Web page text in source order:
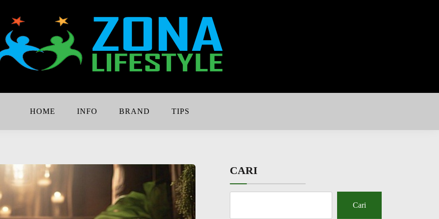
HOME INFO BRAND TIPS
CARI
Cari